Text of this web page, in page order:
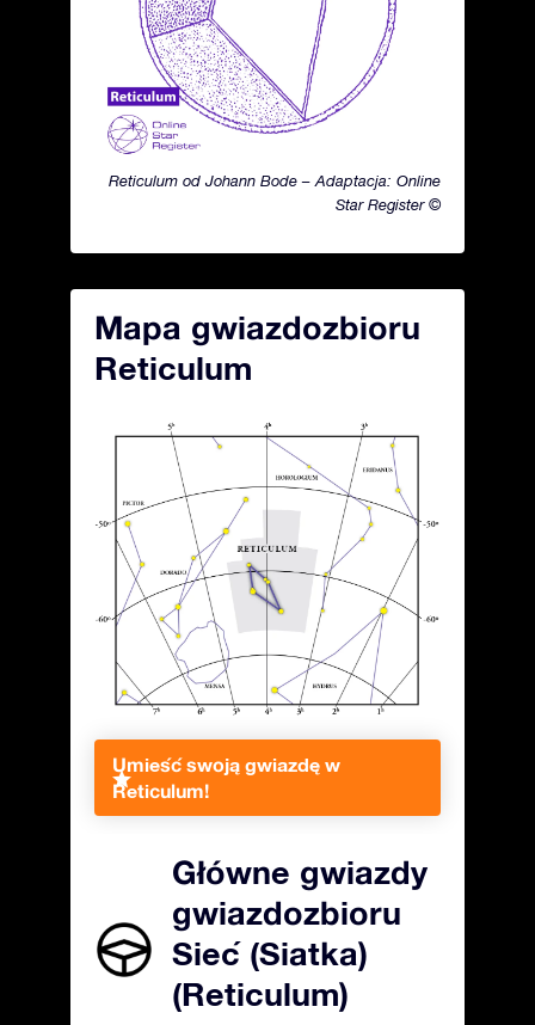
Reticulum od Johann Bode – Adaptacja: Online
Star Register ©
Mapa gwiazdozbioru
Reticulum
Umieść swoją gwiazdę w
Reticulum!
Główne gwiazdy
gwiazdozbioru
Sieć (Siatka)
(Reticulum)